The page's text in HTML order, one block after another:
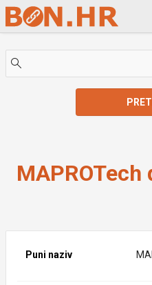
Skip to Main Content
MAPROTech
Puni naziv